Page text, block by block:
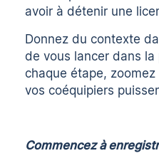
avoir à détenir une
Donnez du contexte
de vous lancer dans
chaque étape,
vos coéquipiers
Commencez à